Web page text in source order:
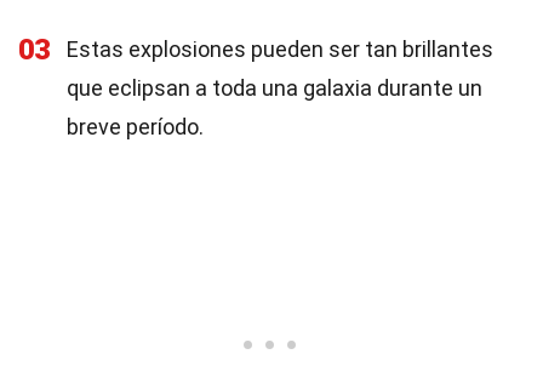
03
Estas explosiones pueden ser tan brillantes
que eclipsan a toda una galaxia durante un
breve período.